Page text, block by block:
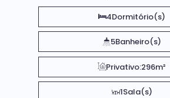
4Dormitório(s)
5Banheiro(s)
Privativo:296m²
1Sala(s)